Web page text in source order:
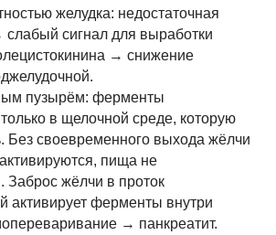
желудка: недостаточная
слабый сигнал для выработки
→ снижение
пузырём: ферменты
в щелочной среде, которую
Без своевременного выхода жёлчи
пища не
Заброс жёлчи в проток
активирует ферменты внутри
→ панкреатит.